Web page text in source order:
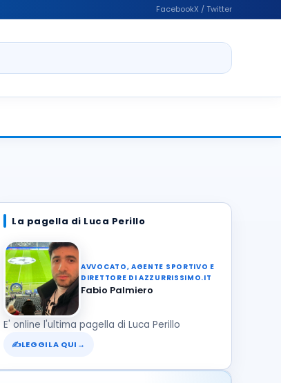
FacebookX / Twitter
La pagella di Luca Perillo
AVVOCATO, AGENTE SPORTIVO E
DIRETTORE DI AZZURRISSIMO.IT
Fabio Palmiero
E' online l'ultima pagella di Luca Perillo
✍LEGGILA QUI →